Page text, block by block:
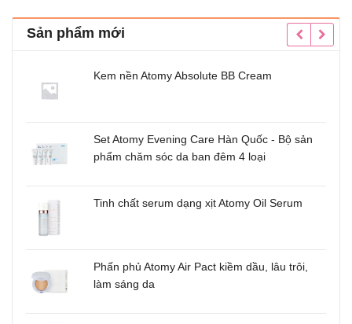
Sản phẩm mới
Kem nền Atomy Absolute BB Cream
Set Atomy Evening Care Hàn Quốc - Bộ sản
phẩm chăm sóc da ban đêm 4 loại
Tinh chất serum dạng xịt Atomy Oil Serum
Phấn phủ Atomy Air Pact kiềm dầu, lâu trôi,
làm sáng da